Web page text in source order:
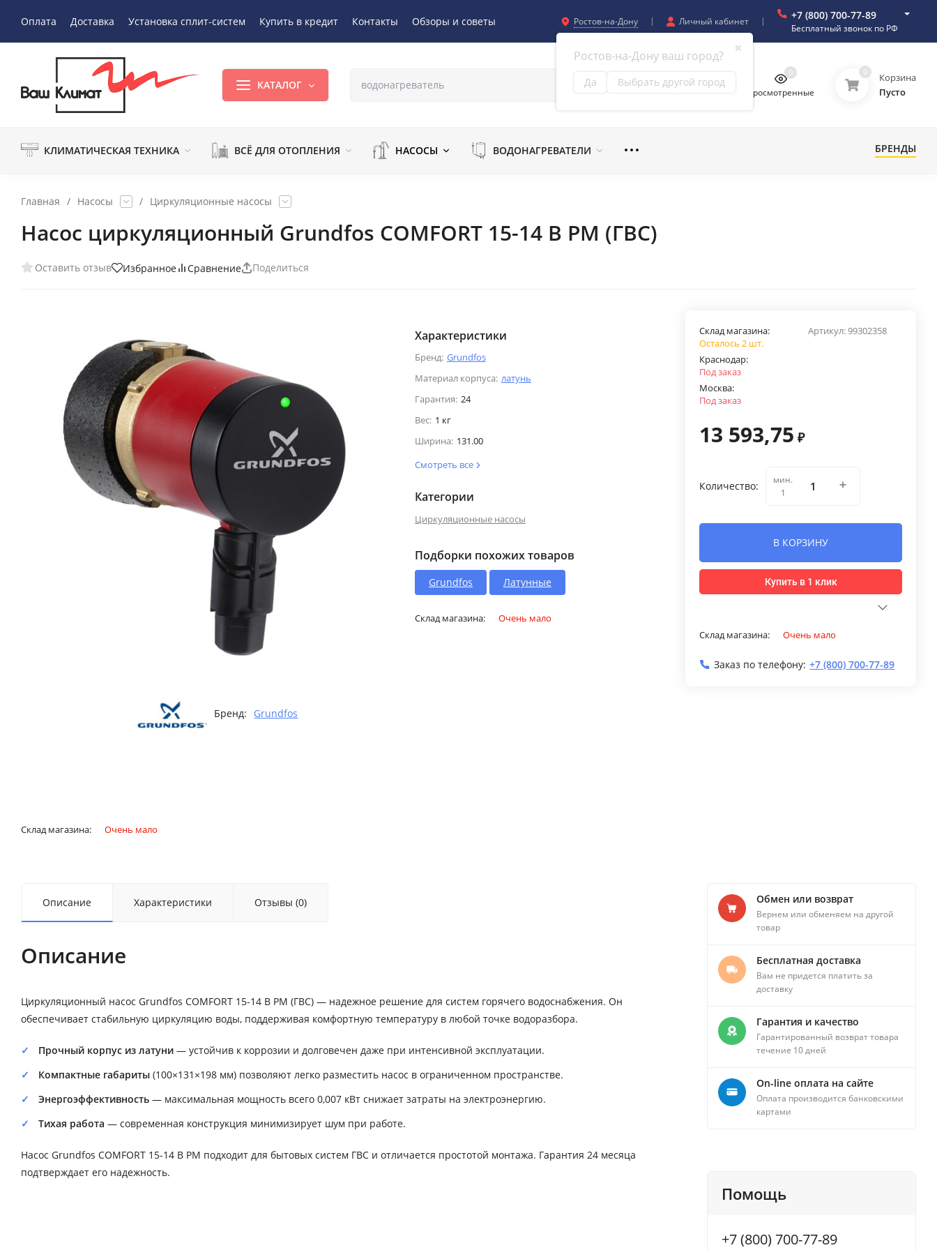
Оплата Доставка Установка сплит-систем Купить в кредит Контакты Обзоры и советы Ростов-на-Дону
✖
Ростов-на-Дону ваш город?
Да Выбрать другой город
Личный кабинет +7 (800) 700-77-89
Бесплатный звонок по РФ
КАТАЛОГ
Просмотренные
0 0
Корзина
Пусто
КЛИМАТИЧЕСКАЯ ТЕХНИКА ВСЁ ДЛЯ ОТОПЛЕНИЯ НАСОСЫ ВОДОНАГРЕВАТЕЛИ БРЕНДЫ
Главная / Насосы / Циркуляционные насосы
Насос циркуляционный Grundfos COMFORT 15-14 B PM (ГВС)
Оставить отзыв Избранное Сравнение Поделиться
Бренд: Grundfos
Характеристики
Бренд: Grundfos
Материал корпуса: латунь
Гарантия: 24
Вес: 1 кг
Ширина: 131.00
Смотреть все
Категории
Циркуляционные насосы
Подборки похожих товаров
Grundfos Латунные
Склад магазина: Очень мало
Артикул:99302358
Склад магазина:
Осталось 2 шт.
Краснодар:
Под заказ
Москва:
Под заказ
13 593,75 ₽
Количество:
мин.
1
В КОРЗИНУ
Купить в 1 клик
Склад магазина: Очень мало
Заказ по телефону: +7 (800) 700-77-89
Склад магазина: Очень мало
Описание Характеристики Отзывы (0)
Описание
Циркуляционный насос Grundfos COMFORT 15-14 B PM (ГВС) — надежное решение для систем горячего водоснабжения. Он
обеспечивает стабильную циркуляцию воды, поддерживая комфортную температуру в любой точке водоразбора.
Прочный корпус из латуни — устойчив к коррозии и долговечен даже при интенсивной эксплуатации.
Компактные габариты (100×131×198 мм) позволяют легко разместить насос в ограниченном пространстве.
Энергоэффективность — максимальная мощность всего 0,007 кВт снижает затраты на электроэнергию.
Тихая работа — современная конструкция минимизирует шум при работе.
Насос Grundfos COMFORT 15-14 B PM подходит для бытовых систем ГВС и отличается простотой монтажа. Гарантия 24 месяца
подтверждает его надежность.
Обмен или возврат
Вернем или обменяем на другой
товар
Бесплатная доставка
Вам не придется платить за
доставку
Гарантия и качество
Гарантированный возврат товара
течение 10 дней
On-line оплата на сайте
Оплата производится банковскими
картами
Помощь
+7 (800) 700-77-89